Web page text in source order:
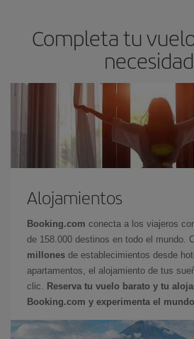
Completa tu
Alojamientos
Booking.com conecta a los viajeros
de 158.000 destinos en todo el mundo.
millones de establecimientos desde
apartamentos, el alojamiento de tus
clic.
Reserva tu vuelo barato y tu
Booking.com y experimenta el